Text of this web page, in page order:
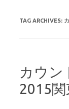
TAG ARCHIVES:
カウン
2015